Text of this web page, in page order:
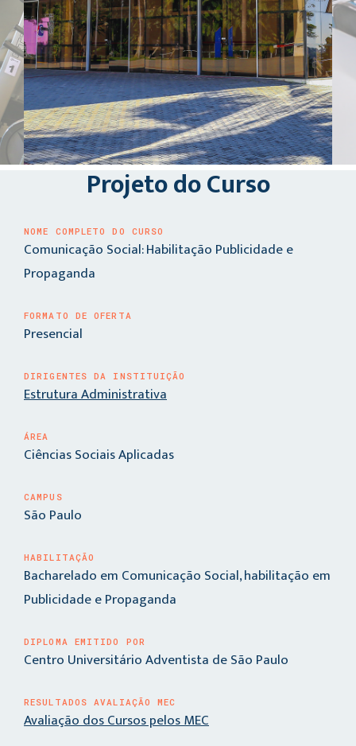
Projeto do Curso
NOME COMPLETO DO CURSO
Comunicação Social: Habilitação Publicidade e
Propaganda
FORMATO DE OFERTA
Presencial
DIRIGENTES DA INSTITUIÇÃO
Estrutura Administrativa
ÁREA
Ciências Sociais Aplicadas
CAMPUS
São Paulo
HABILITAÇÃO
Bacharelado em Comunicação Social, habilitação em
Publicidade e Propaganda
DIPLOMA EMITIDO POR
Centro Universitário Adventista de São Paulo
RESULTADOS AVALIAÇÃO MEC
Avaliação dos Cursos pelos MEC